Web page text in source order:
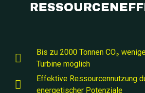
Bis zu 2000 Tonnen CO₂
Turbine möglich
Effektive Ressourcennutzung
energetischer Potenziale